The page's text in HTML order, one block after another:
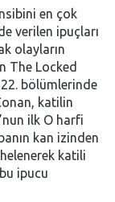
en çok
verilen ipuçları
olayların
The Locked
bölümlerinde
katilin
ilk O harfi
kan izinden
katili
ipucu